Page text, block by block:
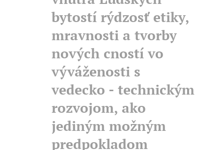
bytostí rýdzosť etiky,
mravnosti a tvorby
nových cností vo
výváženosti s
vedecko - technickým
rozvojom, ako
jediným možným
predpokladom